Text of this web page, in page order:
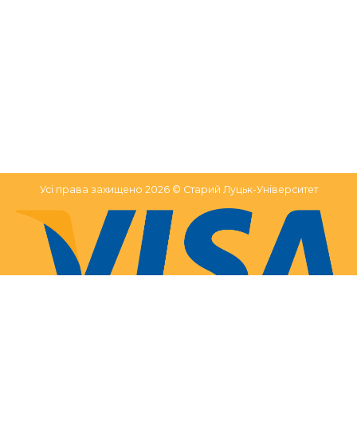
Усі права захищено 2026 © Старий Луцьк-Університет